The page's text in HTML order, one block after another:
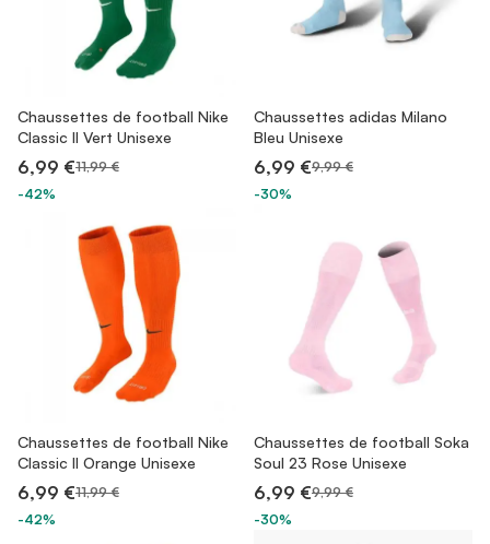
Chaussettes de football Nike
Classic II Vert Unisexe
6,99 €11,99 €
-42%
Chaussettes adidas Milano
Bleu Unisexe
6,99 €9,99 €
-30%
Chaussettes de football Nike
Classic II Orange Unisexe
6,99 €11,99 €
-42%
Chaussettes de football Soka
Soul 23 Rose Unisexe
6,99 €9,99 €
-30%